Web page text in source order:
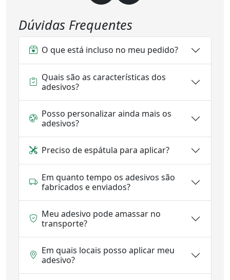
Dúvidas Frequentes
O que está incluso no meu pedido?
Quais são as características dos
adesivos?
Posso personalizar ainda mais os
adesivos?
Preciso de espátula para aplicar?
Em quanto tempo os adesivos são
fabricados e enviados?
Meu adesivo pode amassar no
transporte?
Em quais locais posso aplicar meu
adesivo?